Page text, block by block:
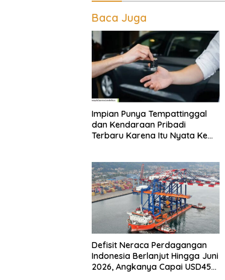
Baca Juga
Impian Punya Tempattinggal
dan Kendaraan Pribadi
Terbaru Karena Itu Nyata Ke
Defisit Neraca Perdagangan
Indonesia Berlanjut Hingga Juni
2026, Angkanya Capai USD450